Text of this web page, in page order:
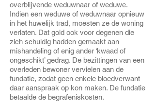
overblijvende weduwnaar of weduwe.
Indien een weduwe of weduwnaar opnieuw
in het huwelijk trad, moesten ze de woning
verlaten. Dat gold ook voor degenen die
zich schuldig hadden gemaakt aan
mishandeling of enig ander ‘kwaad of
ongeschikt’ gedrag. De bezittingen van een
overleden bewoner vervielen aan de
fundatie, zodat geen enkele bloedverwant
daar aanspraak op kon maken. De fundatie
betaalde de begrafeniskosten.